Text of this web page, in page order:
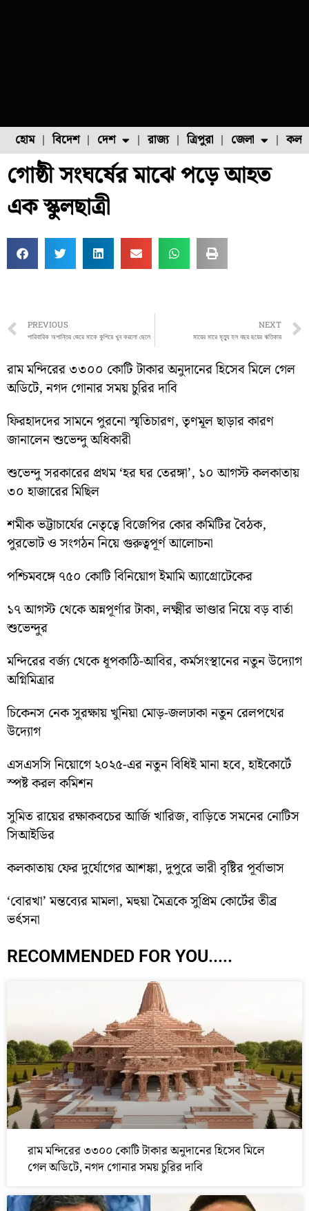
হোম বিদেশ দেশ
ফুল চাষ ফল চাষ মাছ চাষ
রাজ্য ত্রিপুরা জেলা
উত্তর ২৪ পরগনা
গোষ্ঠী সংঘর্ষের মাঝে পড়ে আহত
এক স্কুলছাত্রী
Prev
PREVIOUS
পারিবারিক অশান্তির জেরে মাকে কুপিয়ে খুন করলো ছেলে
NEXT
মায়ের মারে মৃত্যু হল বছর ছয়ের ঋতিকার
রাম মন্দিরের ৩৩০০ কোটি টাকার অনুদানের হিসেব মিলে গেল
অডিটে, নগদ গোনার সময় চুরির দাবি
ফিরহাদদের সামনে পুরনো স্মৃতিচারণ, তৃণমূল ছাড়ার কারণ
জানালেন শুভেন্দু অধিকারী
শুভেন্দু সরকারের প্রথম ‘হর ঘর তেরঙ্গা’, ১০ আগস্ট কলকাতায়
৩০ হাজারের মিছিল
শমীক ভট্টাচার্যের নেতৃত্বে বিজেপির কোর কমিটির বৈঠক,
পুরভোট ও সংগঠন নিয়ে গুরুত্বপূর্ণ আলোচনা
পশ্চিমবঙ্গে ৭৫০ কোটি বিনিয়োগ ইমামি অ্যাগ্রোটেকের
১৭ আগস্ট থেকে অন্নপূর্ণার টাকা, লক্ষ্মীর ভাণ্ডার নিয়ে বড় বার্তা
শুভেন্দুর
মন্দিরের বর্জ্য থেকে ধূপকাঠি-আবির, কর্মসংস্থানের নতুন উদ্যোগ
অগ্নিমিত্রার
চিকেনস নেক সুরক্ষায় খুনিয়া মোড়-জলঢাকা নতুন রেলপথের
উদ্যোগ
এসএসসি নিয়োগে ২০২৫-এর নতুন বিধিই মানা হবে, হাইকোর্টে
স্পষ্ট করল কমিশন
সুমিত রায়ের রক্ষাকবচের আর্জি খারিজ, বাড়িতে সমনের নোটিস
সিআইডির
কলকাতায় ফের দুর্যোগের আশঙ্কা, দুপুরে ভারী বৃষ্টির পূর্বাভাস
‘বোরখা’ মন্তব্যের মামলা, মহুয়া মৈত্রকে সুপ্রিম কোর্টের তীব্র
ভর্ৎসনা
RECOMMENDED FOR YOU.....
রাম মন্দিরের ৩৩০০ কোটি টাকার অনুদানের হিসেব মিলে
গেল অডিটে, নগদ গোনার সময় চুরির দাবি